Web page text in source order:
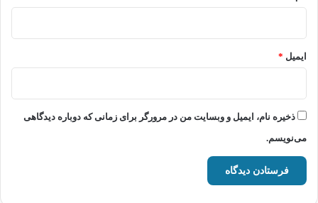
ایمیل *
ذخیره نام، ایمیل و وبسایت من در مرورگر برای زمانی که دوباره دیدگاهی
می‌نویسم.